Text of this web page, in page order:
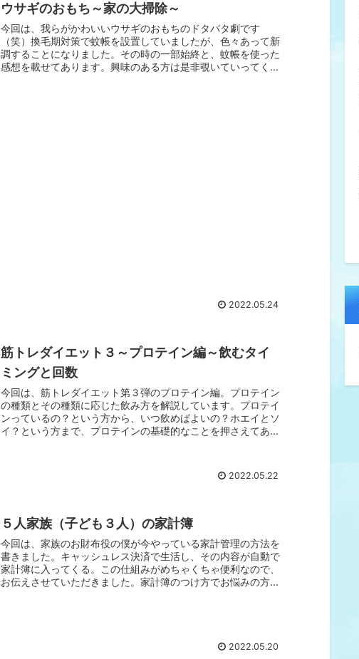
ウサギのおもち～家の大掃除～
今回は、我らがかわいいウサギのおもちのドタバタ劇です
（笑）換毛期対策で蚊帳を設置していましたが、色々あって新
調することになりました。その時の一部始終と、蚊帳を使った
感想を載せてあります。興味のある方は是非覗いていってくだ
2022.05.24
筋トレダイエット３～プロテイン編～飲むタイ
ミングと回数
今回は、筋トレダイエット第３弾のプロテイン編。プロテイン
の種類とその種類に応じた飲み方を解説しています。プロテイ
ンっているの？という方から、いつ飲めばよいの？ホエイとソ
イ？という方まで、プロテインの基礎的なことを押さえてあり
2022.05.22
５人家族（子ども３人）の家計簿
今回は、家族のお財布役の僕が今やっている家計管理の方法を
書きました。キャッシュレス決済で生活し、その内容が自動で
家計簿に入ってくる。この仕組みがめちゃくちゃ便利なので、
お伝えさせていただきました。家計簿のつけ方でお悩みの方は
2022.05.20